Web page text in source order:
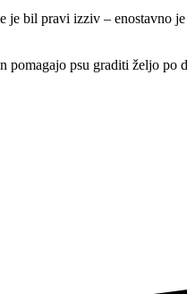
bil pravi izziv – enostavno
psu graditi željo po